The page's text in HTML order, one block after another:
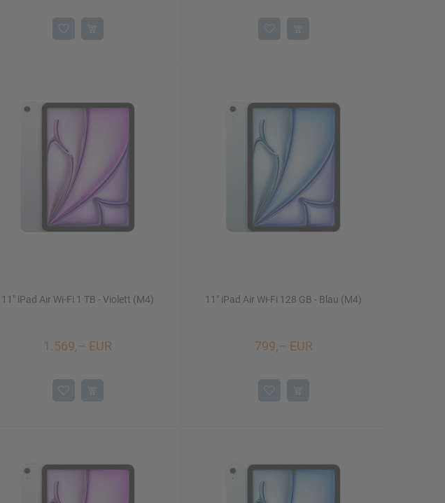
11" iPad Air Wi-Fi 1 TB - Violett (M4)
1.569,– EUR
11" iPad Air Wi-Fi 128 GB - Blau (M4)
799,– EUR